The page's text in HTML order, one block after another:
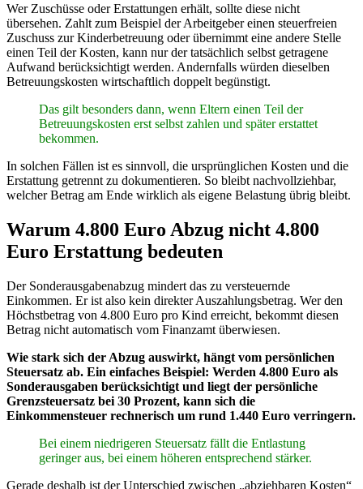
Wer Zuschüsse oder Erstattungen erhält, sollte diese nicht
übersehen. Zahlt zum Beispiel der Arbeitgeber einen steuerfreien
Zuschuss zur Kinderbetreuung oder übernimmt eine andere Stelle
einen Teil der Kosten, kann nur der tatsächlich selbst getragene
Aufwand berücksichtigt werden. Andernfalls würden dieselben
Betreuungskosten wirtschaftlich doppelt begünstigt.
Das gilt besonders dann, wenn Eltern einen Teil der
Betreuungskosten erst selbst zahlen und später erstattet
bekommen.
In solchen Fällen ist es sinnvoll, die ursprünglichen Kosten und die
Erstattung getrennt zu dokumentieren. So bleibt nachvollziehbar,
welcher Betrag am Ende wirklich als eigene Belastung übrig bleibt.
Warum 4.800 Euro Abzug nicht 4.800
Euro Erstattung bedeuten
Der Sonderausgabenabzug mindert das zu versteuernde
Einkommen. Er ist also kein direkter Auszahlungsbetrag. Wer den
Höchstbetrag von 4.800 Euro pro Kind erreicht, bekommt diesen
Betrag nicht automatisch vom Finanzamt überwiesen.
Wie stark sich der Abzug auswirkt, hängt vom persönlichen
Steuersatz ab. Ein einfaches Beispiel: Werden 4.800 Euro als
Sonderausgaben berücksichtigt und liegt der persönliche
Grenzsteuersatz bei 30 Prozent, kann sich die
Einkommensteuer rechnerisch um rund 1.440 Euro verringern.
Bei einem niedrigeren Steuersatz fällt die Entlastung
geringer aus, bei einem höheren entsprechend stärker.
Gerade deshalb ist der Unterschied zwischen „abziehbaren Kosten“